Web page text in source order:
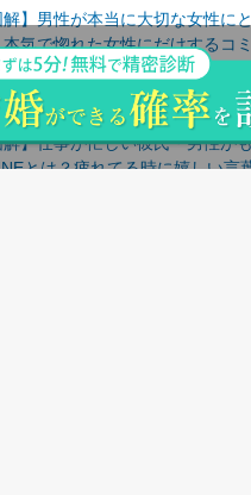
解】男性が本当に大切な女性に
本気で惚れた女性にだけするコ
のビュー
解】仕事が忙しい彼氏・男性が
とは？疲れてる時に嬉しい言